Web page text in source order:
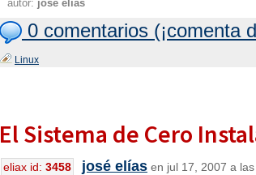
autor: josé elías
0 comentarios (¡comenta
Linux
El Sistema de Cero
eliax id: 3458 josé elías en jul 17, 2007 a